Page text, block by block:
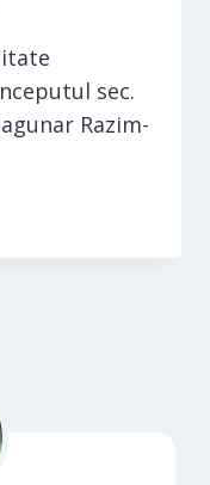
sec.
Razim-